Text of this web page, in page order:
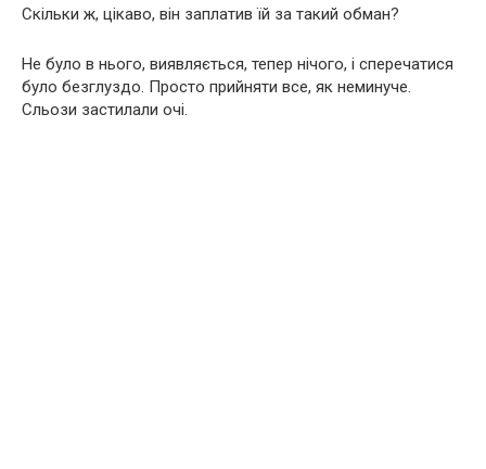
Скільки ж, цікаво, він заплатив їй за такий обман?
Не було в нього, виявляється, тепер нічого, і сперечатися
було безглуздо. Просто прийняти все, як неминуче.
Сльози застилали очі.